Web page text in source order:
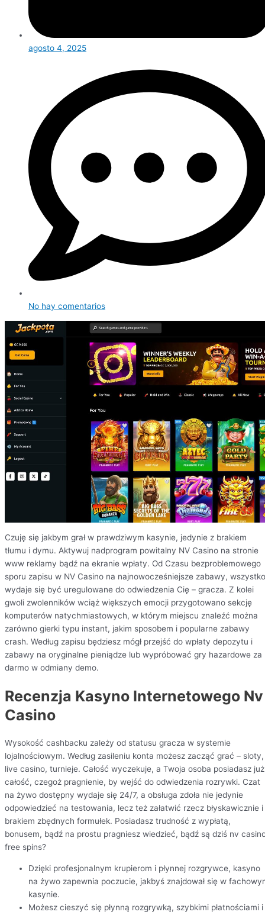
agosto 4, 2025
No hay comentarios
Czuję się jakbym grał w prawdziwym kasynie, jedynie z brakiem
tłumu i dymu. Aktywuj nadprogram powitalny NV Casino na stronie
www reklamy bądź na ekranie wpłaty. Od Czasu bezproblemowego
sporu zapisu w NV Casino na najnowocześniejsze zabawy, wszystko
wydaje się być uregulowane do odwiedzenia Cię – gracza. Z kolei
gwoli zwolenników wciąż większych emocji przygotowano sekcję
komputerów natychmiastowych, w którym miejscu znaleźć można
zarówno gierki typu instant, jakim sposobem i popularne zabawy
crash. Według zapisu będziesz mógł przejść do wpłaty depozytu i
zabawy na oryginalne pieniądze lub wypróbować gry hazardowe za
darmo w odmiany demo.
Recenzja Kasyno Internetowego Nv
Casino
Wysokość cashbacku zależy od statusu gracza w systemie
lojalnościowym. Według zasileniu konta możesz zacząć grać – sloty,
live casino, turnieje. Całość wyczekuje, a Twoja osoba posiadasz już
całość, czegoż pragnienie, by wejść do odwiedzenia rozrywki. Czat
na żywo dostępny wydaje się 24/7, a obsługa zdoła nie jedynie
odpowiedzieć na testowania, lecz też załatwić rzecz błyskawicznie i
brakiem zbędnych formułek. Posiadasz trudność z wypłatą,
bonusem, bądź na prostu pragniesz wiedzieć, bądź są dziś nv
free spins?
Dzięki profesjonalnym krupierom i płynnej rozgrywce, kasyno
na żywo zapewnia poczucie, jakbyś znajdował się w
kasynie.
Możesz cieszyć się płynną rozgrywką, szybkimi płatnościami i